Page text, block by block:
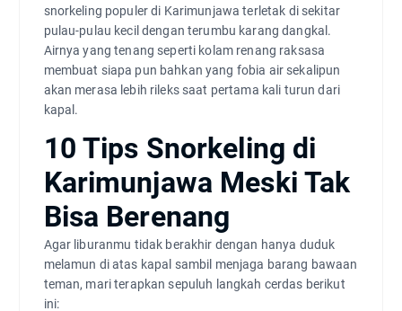
snorkeling populer di Karimunjawa terletak di sekitar
pulau-pulau kecil dengan terumbu karang dangkal.
Airnya yang tenang seperti kolam renang raksasa
membuat siapa pun bahkan yang fobia air sekalipun
akan merasa lebih rileks saat pertama kali turun dari
kapal.
10 Tips Snorkeling di
Karimunjawa Meski Tak
Bisa Berenang
Agar liburanmu tidak berakhir dengan hanya duduk
melamun di atas kapal sambil menjaga barang bawaan
teman, mari terapkan sepuluh langkah cerdas berikut
ini: